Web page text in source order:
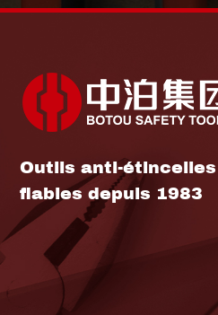
Outils anti-étincelles
fiables depuis 1983